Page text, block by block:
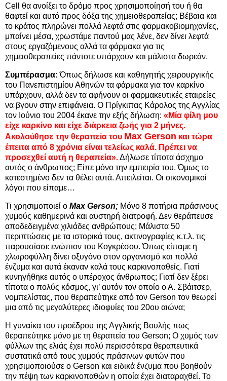
Cell θα ανοίξει το δρόμο προς χρησιμοποίησή του ή θα
θαφτεί και αυτό προς δόξα της χημειοθεραπείας; Βέβαια και
το κράτος πληρώνει πολλά λεφτά στις φαρμακοβιομηχανίες,
μπαίνει μέσα, χρωστάμε παντού μας λένε, δεν δίνει λεφτά
στους εργαζόμενους αλλά τα φάρμακα για τις
χημειοθεραπείες πάντοτε υπάρχουν και μάλιστα δωρεάν.
Συμπέρασμα: Όπως δήλωσε και καθηγητής χειρουργικής
του Πανεπιστημίου Αθηνών τα φάρμακα για τον καρκίνο
υπάρχουν, αλλά δεν τα αφήνουν οι φαρμακευτικές εταιρείες
να βγουν στην επιφάνεια. Ο Πρίγκιπας Κάρολος της Αγγλίας
τον Ιούνιο του 2004 έκανε την εξής δήλωση: «Μία φίλη μου
είχε καρκίνο και είχε διάρκεια ζωής για 2 μήνες.
Ακολούθησε την θεραπεία του Max Gerson και τώρα
έπειτα από 8 χρόνια είναι τελείως καλά. Πρέπει να
προσεχθεί αυτή η θεραπεία».Δήλωσε τίποτα άσχημο
αυτός ο άνθρωπος; Είπε μόνο την εμπειρία του. Όμως το
κατεστημένο δεν τα θέλει αυτά. Απειλείται. Οι οικονομικοί
λόγοι που είπαμε…
Τι χρησιμοποιεί ο Max Gerson; Μόνο 8 ποτήρια πράσινους
χυμούς καθημερινά και αυστηρή διατροφή. Δεν θεράπευσε
αποδεδειγμένα χιλιάδες ανθρώπους; Μάλιστα 50
περιπτώσεις με τα ιστορικά τους, ακτινογραφίες κ.τ.λ. τις
παρουσίασε ενώπιον του Κογκρέσου. Όπως είπαμε η
χλωροφύλλη δίνει οξυγόνο στον οργανισμό και πολλά
ένζυμα και αυτά έκαναν καλά τους καρκινοπαθείς. Γιατί
κυνηγήθηκε αυτός ο υπέροχος άνθρωπος; Γιατί δεν ξέρει
τίποτα ο πολύς κόσμος, γι’ αυτόν τον οποίο ο Α. Σβάιτσερ,
νομπελίστας, που θεραπεύτηκε από τον Gerson τον θεωρεί
μια από τις μεγαλύτερες ιδιοφυίες του 20ου αιώνα;
Η γυναίκα του προέδρου της Αγγλικής Βουλής πως
θεραπεύτηκε μόνο με τη θεραπεία του Gerson; Ο χυμός των
φύλλων της ελιάς έχει πολύ περισσότερα θεραπευτικά
συστατικά από τους χυμούς πράσινων φυτών που
χρησιμοποιούσε ο Gerson και ειδικά ένζυμα που βοηθούν
την πέψη των καρκινοπαθών η οποία έχει διαταραχθεί. Το